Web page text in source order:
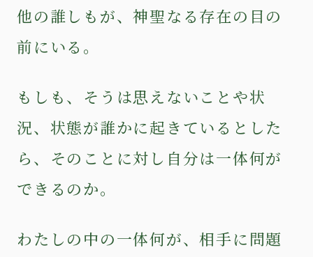
他の誰しもが、神聖なる存在の目の
前にいる。
もしも、そうは思えないことや状
況、状態が誰かに起きているとした
ら、そのことに対し自分は一体何が
できるのか。
わたしの中の一体何が、相手に問題